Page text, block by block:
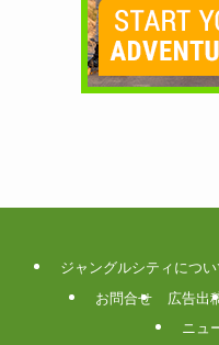
ジャングルシティについ
お問合せ
広告出
ニュ